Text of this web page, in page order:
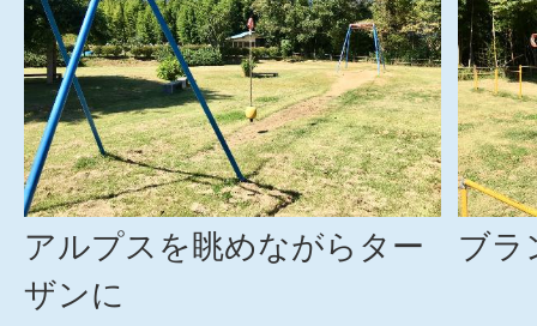
アルプスを眺めながらター
ザンに
ブラ